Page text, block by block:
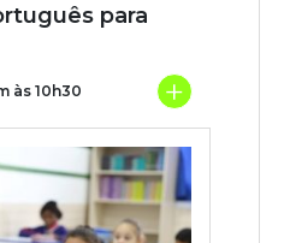
para
às 10h30 +